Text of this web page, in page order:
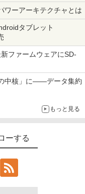
ワーアーキテクチャとは
タブレット
ファームウェアにSD-
中核」に――データ集約
もっと見る
ーする